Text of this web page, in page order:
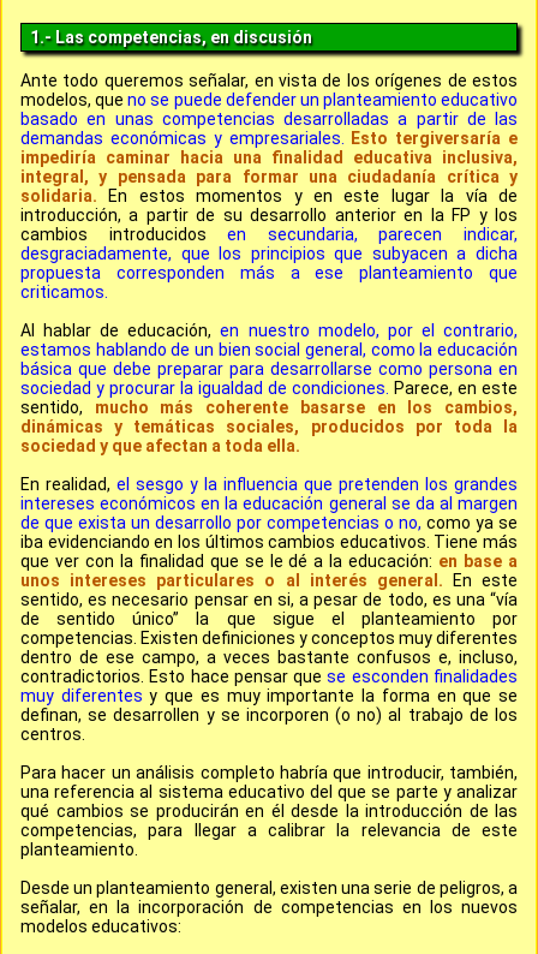
1.- Las competencias, en discusión
Ante todo queremos señalar, en vista de los orígenes de estos
modelos, queno se puede defender un planteamiento educativo
basado en unas competencias desarrolladas a partir de las
demandas económicas y empresariales.
Esto tergiversaría e
impediría caminar hacia una finalidad educativa inclusiva,
integral, y pensada para formar una ciudadanía crítica y
solidaria. En estos momentos y en este lugar la vía de
introducción, a partir de su desarrollo anterior en la FP y los
cambios introducidosen secundaria, parecen indicar,
desgraciadamente, que los principios que subyacen a dicha
propuesta corresponden más a ese planteamiento que
criticamos.
Al hablar de educación,en nuestro modelo, por el contrario,
estamos hablando de un bien social general, como la educación
básica que debe preparar para desarrollarse como persona en
sociedad y procurar la igualdad de condiciones.
Parece, en este
sentido, mucho más coherente basarse en los cambios,
dinámicas y temáticas sociales, producidos por toda la
sociedad y que afectan a toda ella.
En realidad, el sesgo y la influencia que pretenden los grandes
intereses económicos en la educación general se da al margen
de que exista un desarrollo por competencias o no, como ya se
iba evidenciando en los últimos cambios educativos. Tiene más
que ver con la finalidad que se le dé a la educación: en base a
unos intereses particulares o al interés general. En este
sentido, es necesario pensar en si, a pesar de todo, es una “vía
de sentido único” la que sigue el planteamiento por
competencias. Existen definiciones y conceptos muy diferentes
dentro de ese campo, a veces bastante confusos e, incluso,
contradictorios. Esto hace pensar quese esconden finalidades
muy diferentesy que es muy importante la forma en que se
definan, se desarrollen y se incorporen (o no) al trabajo de los
centros.
Para hacer un análisis completo habría que introducir, también,
una referencia al sistema educativo del que se parte y analizar
qué cambios se producirán en él desde la introducción de las
competencias, para llegar a calibrar la relevancia de este
planteamiento.
Desde un planteamiento general, existen una serie de peligros, a
señalar, en la incorporación de competencias en los nuevos
modelos educativos: